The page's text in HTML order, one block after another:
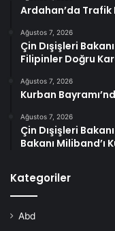
Ardahan’da Trafik
Ağustos 7, 2026
Çin Dışişleri
Filipinler Doğru
Ağustos 7, 2026
Kurban
Ağustos 7, 2026
Çin Dışişleri
Bakanı Miliband’ı
Kategoriler
Abd